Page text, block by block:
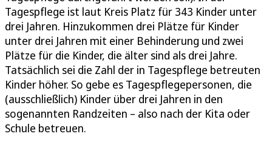
Tagespflege ist laut Kreis Platz für 343 Kinder unter
drei Jahren. Hinzukommen drei Plätze für Kinder
unter drei Jahren mit einer Behinderung und zwei
Plätze für die Kinder, die älter sind als drei Jahre.
Tatsächlich sei die Zahl der in Tagespflege betreuten
Kinder höher. So gebe es Tagespflegepersonen, die
(ausschließlich) Kinder über drei Jahren in den
sogenannten Randzeiten – also nach der Kita oder
Schule betreuen.